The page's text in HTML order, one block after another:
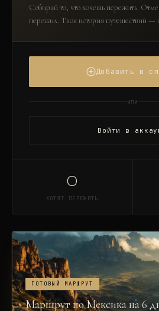
Собирай то, что хочешь пережить.
пережил. Твоя история путешествий —
Добавить в
или
Войти в
0
ХОТЯТ ПЕРЕЖИТЬ
ГОТОВЫЙ МАРШРУТ
Маршрут по Мексика на 6